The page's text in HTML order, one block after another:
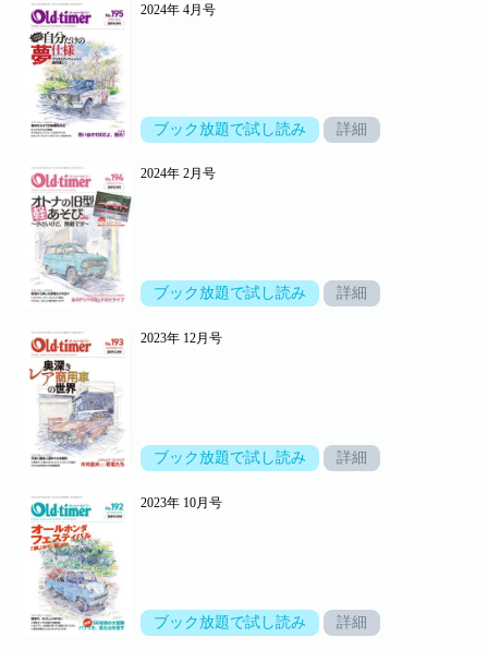
2024年 4月号
ブック放題で試し読み 詳細
2024年 2月号
ブック放題で試し読み 詳細
2023年 12月号
ブック放題で試し読み 詳細
2023年 10月号
ブック放題で試し読み 詳細